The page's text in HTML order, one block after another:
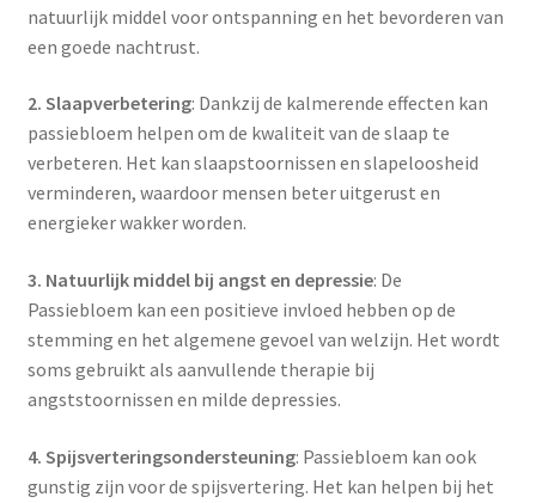
natuurlijk middel voor ontspanning en het bevorderen van
een goede nachtrust.
2. Slaapverbetering: Dankzij de kalmerende effecten kan
passiebloem helpen om de kwaliteit van de slaap te
verbeteren. Het kan slaapstoornissen en slapeloosheid
verminderen, waardoor mensen beter uitgerust en
energieker wakker worden.
3. Natuurlijk middel bij angst en depressie: De
Passiebloem kan een positieve invloed hebben op de
stemming en het algemene gevoel van welzijn. Het wordt
soms gebruikt als aanvullende therapie bij
angststoornissen en milde depressies.
4. Spijsverteringsondersteuning: Passiebloem kan ook
gunstig zijn voor de spijsvertering. Het kan helpen bij het